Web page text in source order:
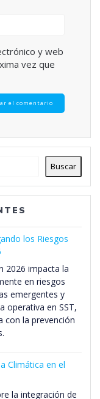
y web
vez que
Buscar
los Riesgos
2026 impacta la
en riesgos
emergentes y
operativa en SST,
con la prevención
Climática en el
la integración de